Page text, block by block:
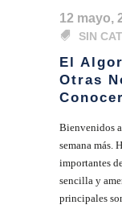
12 mayo,
SIN
El
Otras
Conocer
Bienvenidos
semana más.
importantes
sencilla y
principales